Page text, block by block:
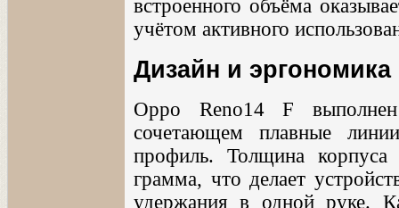
встроенного объёма
учётом активного
Дизайн и эргономика
Oppo Reno14 F
сочетающем плавные
профиль. Толщина
грамма, что делает
удержания в одной руке.